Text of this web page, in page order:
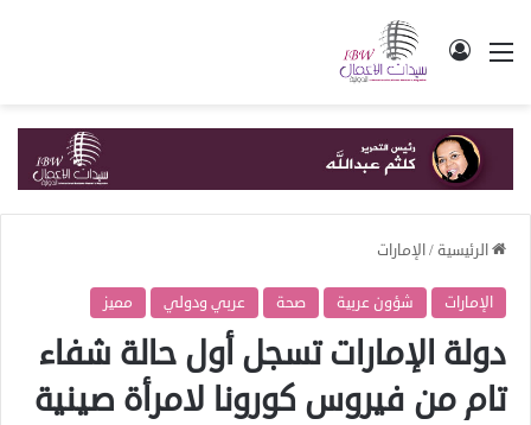
القائمة تسجيل الدخول
الرئيسية/الإمارات
الإمارات شؤون عربية صحة عربي ودولي مميز
دولة الإمارات تسجل أول حالة شفاء
تام من فيروس كورونا لامرأة صينية